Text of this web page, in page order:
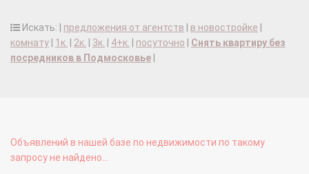
Искать: | предложения от агентств в новостройке
комнату
1к. 2к. 3к. 4+к. посуточно
Снять квартиру без
посредников в Подмосковье
Объявлений в нашей базе по недвижимости по такому
запросу не найдено...